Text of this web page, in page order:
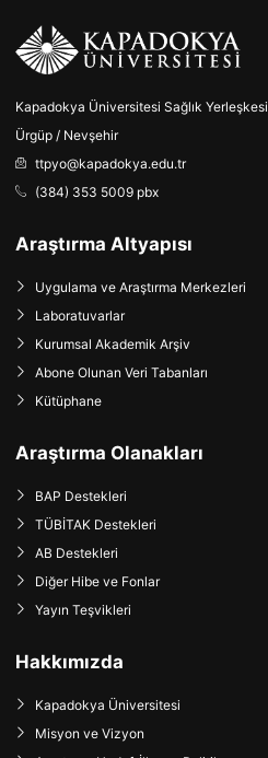
Kapadokya Üniversitesi Sağlık Yerleşkesi
Ürgüp / Nevşehir
ttpyo@kapadokya.edu.tr
(384) 353 5009 pbx
Araştırma Altyapısı
Uygulama ve Araştırma Merkezleri
Laboratuvarlar
Kurumsal Akademik Arşiv
Abone Olunan Veri Tabanları
Kütüphane
Araştırma Olanakları
BAP Destekleri
TÜBİTAK Destekleri
AB Destekleri
Diğer Hibe ve Fonlar
Yayın Teşvikleri
Hakkımızda
Kapadokya Üniversitesi
Misyon ve Vizyon